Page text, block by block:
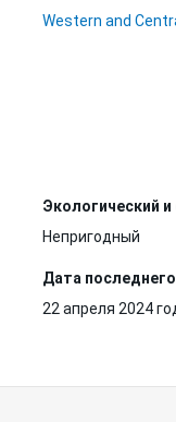
Western and
Экологический
Непригодный
Дата
22 апреля 2024